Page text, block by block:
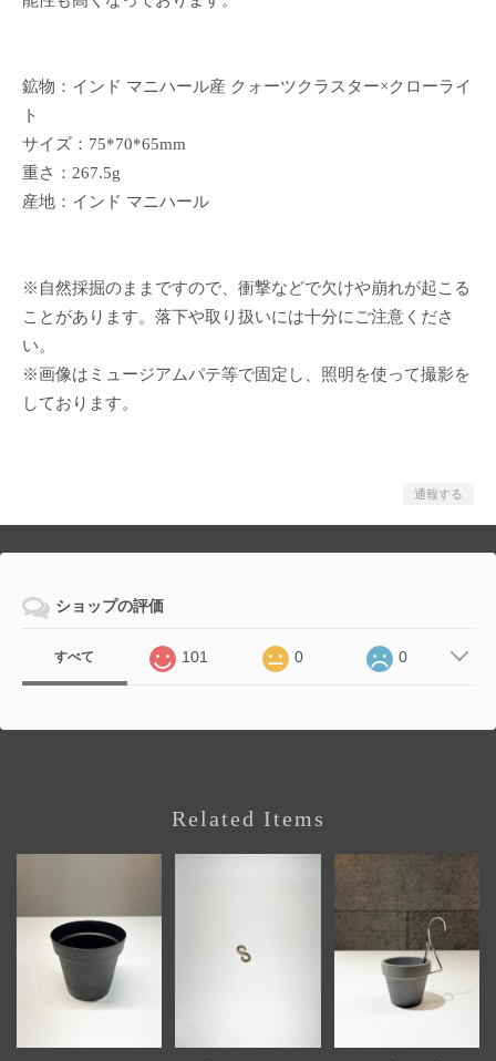
鉱物：インド マニハール産 クォーツクラスター×クローライ
ト
サイズ：75*70*65mm
重さ：267.5g
産地：インド マニハール
※自然採掘のままですので、衝撃などで欠けや崩れが起こる
ことがあります。落下や取り扱いには十分にご注意くださ
い。
※画像はミュージアムパテ等で固定し、照明を使って撮影を
しております。
通報する
ショップの評価
すべて 101 0 0
Related Items